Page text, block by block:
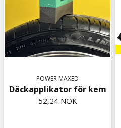
9 måneder siden
POWER MAXED
Däckapplikator för kem
52,24 NOK